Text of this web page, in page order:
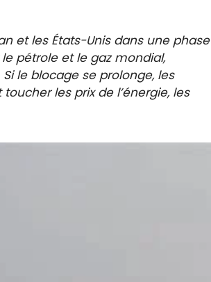
et les États-Unis dans une phase
pétrole et le gaz mondial,
le blocage se prolonge, les
les prix de l’énergie, les